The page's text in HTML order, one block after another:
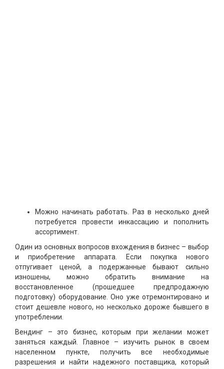
Можно начинать работать. Раз в несколько дней
потребуется провести инкассацию и пополнить
ассортимент.
Один из основных вопросов вхождения в бизнес – выбор
и приобретение аппарата. Если покупка нового
отпугивает ценой, а подержанные бывают сильно
изношены, можно обратить внимание на
восстановленное (прошедшее предпродажную
подготовку) оборудование. Оно уже отремонтировано и
стоит дешевле нового, но несколько дороже бывшего в
употреблении.
Вендинг – это бизнес, которым при желании может
заняться каждый. Главное – изучить рынок в своем
населенном пункте, получить все необходимые
разрешения и найти надежного поставщика, который